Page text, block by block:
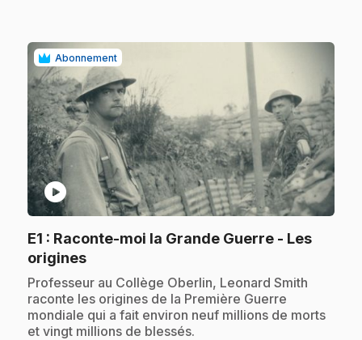
Abonnement
play_circle
E1 : Raconte-moi la Grande Guerre - Les
origines.
.Professeur au Collège Oberlin, Leonard Smith
raconte les origines de la Première Guerre
mondiale qui a fait environ neuf millions de morts
et vingt millions de blessés.